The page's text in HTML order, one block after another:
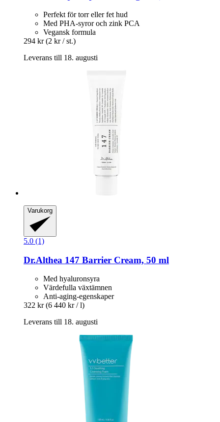
Perfekt för torr eller fet hud
Med PHA-syror och zink PCA
Vegansk formula
294 kr (2 kr / st.)
Leverans till 18. augusti
Varukorg
5.0 (1)
Dr.Althea 147 Barrier Cream, 50 ml
Med hyaluronsyra
Värdefulla växtämnen
Anti-aging-egenskaper
322 kr (6 440 kr / l)
Leverans till 18. augusti